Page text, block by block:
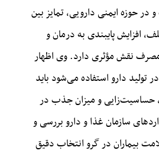
در حوزه ایمنی دارویی، تمایز بین
افزایش پایبندی به درمان و
نقش مؤثری دارد.وی اظهار
دارو استفاده می‌شود باید
حساسیت‌زایی و میزان جذب در
سازمان غذا و دارو بررسی و
بیماران در گرو انتخاب دقیق